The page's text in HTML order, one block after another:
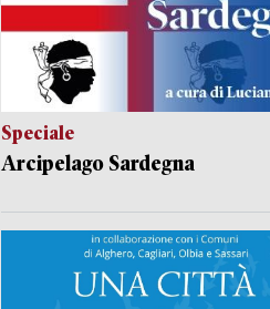
Speciale
Arcipelago Sardegna